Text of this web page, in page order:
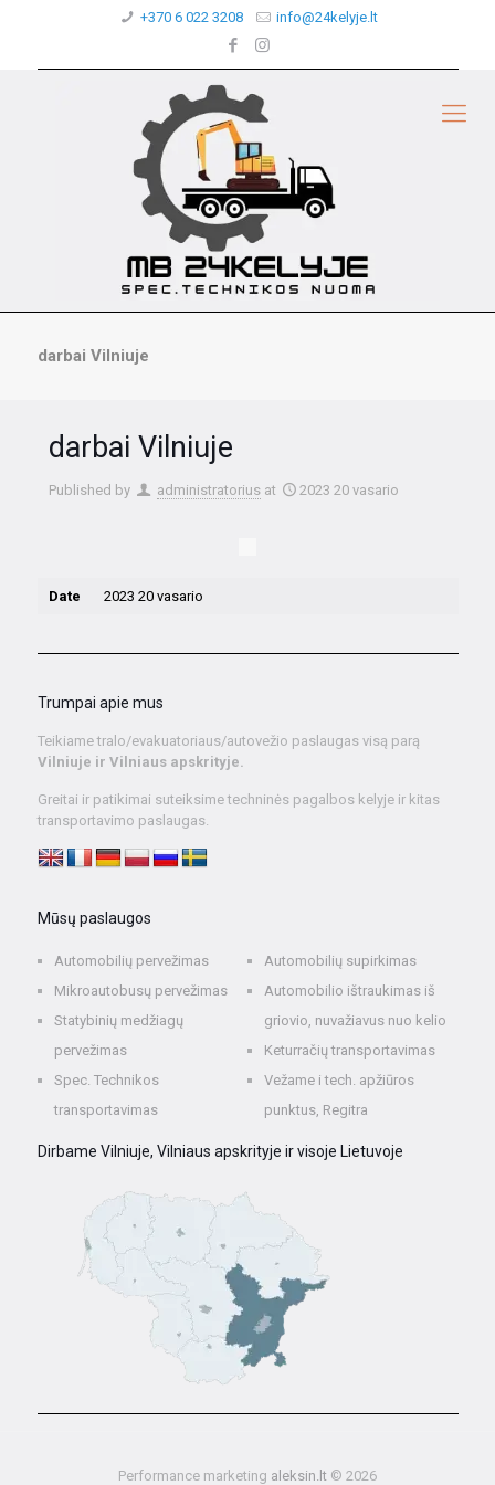
+370 6 022 3208 info@24kelyje.lt
darbai Vilniuje
darbai Vilniuje
Published by administratorius at 2023 20 vasario
Date 2023 20 vasario
Trumpai apie mus
Teikiame tralo/evakuatoriaus/autovežio paslaugas visą parą
Vilniuje ir Vilniaus apskrityje.
Greitai ir patikimai suteiksime techninės pagalbos kelyje ir kitas
transportavimo paslaugas.
Mūsų paslaugos
Automobilių pervežimas
Mikroautobusų pervežimas
Statybinių medžiagų
pervežimas
Spec. Technikos
transportavimas
Automobilių supirkimas
Automobilio ištraukimas iš
griovio, nuvažiavus nuo kelio
Keturračių transportavimas
Vežame i tech. apžiūros
punktus, Regitra
Dirbame Vilniuje, Vilniaus apskrityje ir visoje Lietuvoje
Performance marketing aleksin.lt © 2026